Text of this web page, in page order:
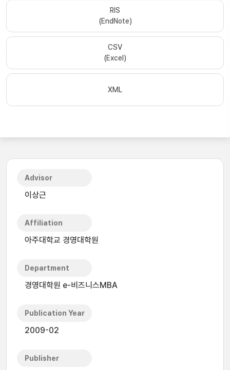
RIS
(EndNote)
CSV
(Excel)
XML
Advisor
이상근
Affiliation
아주대학교 경영대학원
Department
경영대학원 e-비즈니스MBA
Publication Year
2009-02
Publisher